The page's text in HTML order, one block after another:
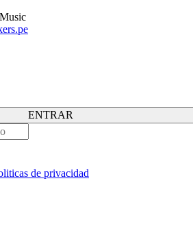
ENTRAR
de privacidad